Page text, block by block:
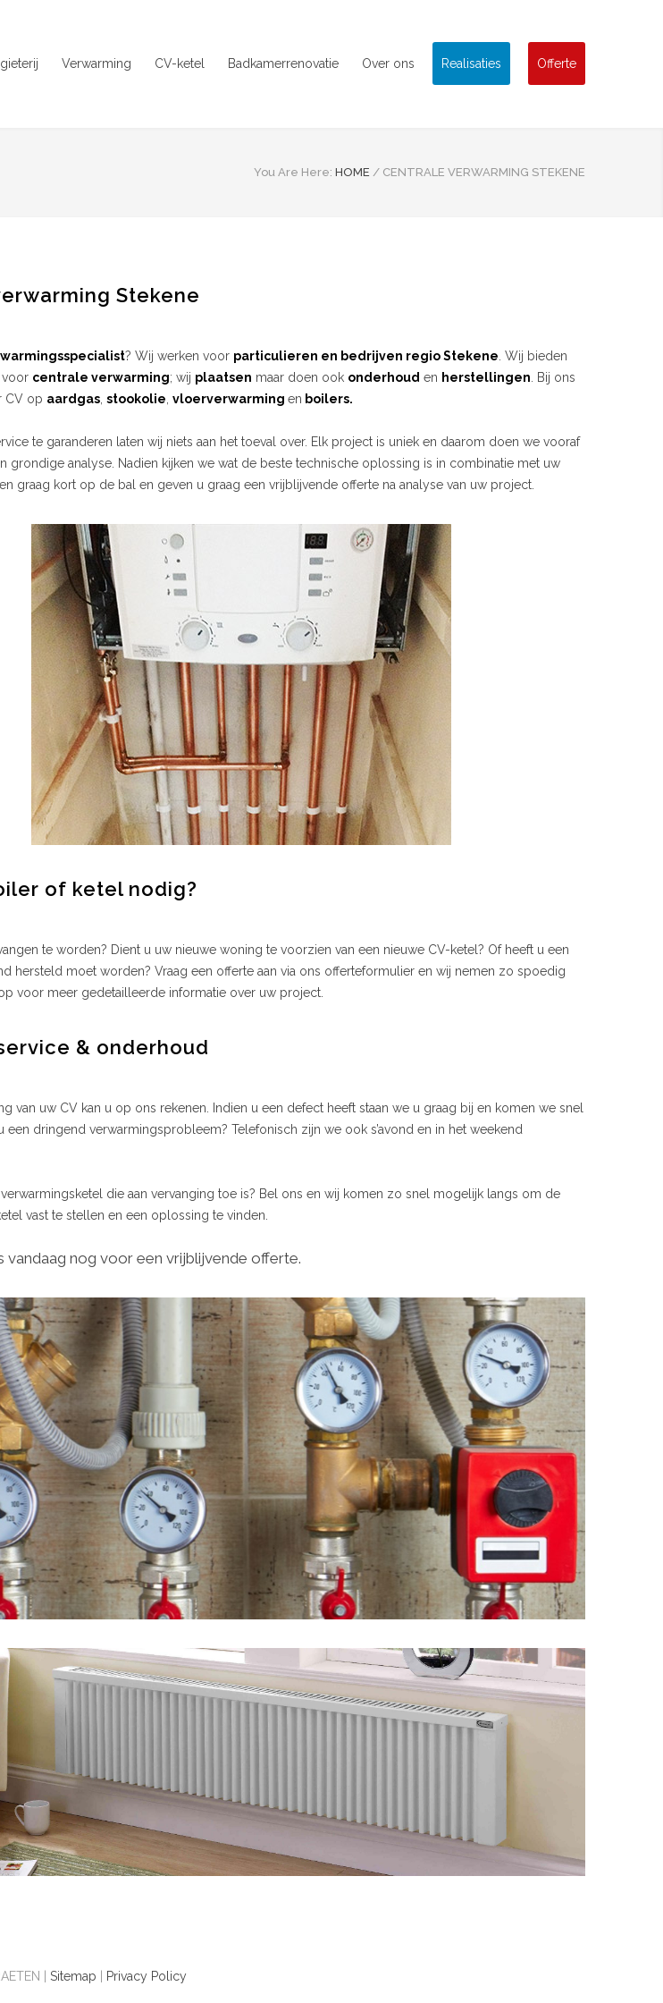
Verwarming CV-ketel Badkamerrenovatie Over ons Realisaties Offerte
You Are Here: HOME / CENTRALE VERWARMING STEKENE
Stekene
? Wij werken voor particulieren en bedrijven regio Stekene . Wij bieden
voor centrale verwarming; wij plaatsen maar doen ook onderhoud en herstellingen . Bij ons
CV op aardgas stookolie vloerverwarming en boilers.
te garanderen laten wij niets aan het toeval over. Elk project is uniek en daarom doen we vooraf
grondige analyse. Nadien kijken we wat de beste technische oplossing is in combinatie met uw
graag kort op de bal en geven u graag een vrijblijvende offerte na analyse van uw project.
of ketel nodig?
te worden? Dient u uw nieuwe woning te voorzien van een nieuwe CV-ketel? Of heeft u een
hersteld moet worden? Vraag een offerte aan via ons offerteformulier en wij nemen zo spoedig
voor meer gedetailleerde informatie over uw project.
& onderhoud
van uw CV kan u op ons rekenen. Indien u een defect heeft staan we u graag bij en komen we snel
een dringend verwarmingsprobleem? Telefonisch zijn we ook s’avond en in het weekend
die aan vervanging toe is? Bel ons en wij komen zo snel mogelijk langs om de
vast te stellen en een oplossing te vinden.
vandaag nog voor een vrijblijvende offerte.
| Sitemap Privacy Policy